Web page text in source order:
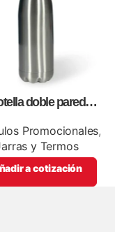
doble pared
Promocionales,
y Termos
a cotización